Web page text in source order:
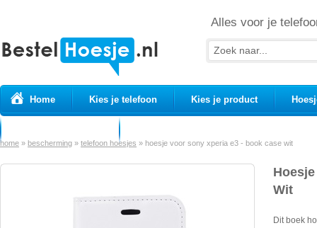
Alles voor je
Home Kies je telefoon Kies je product
home » bescherming » telefoon hoesjes » hoesje voor sony xperia e3 - book case wit
Wit
Dit boek